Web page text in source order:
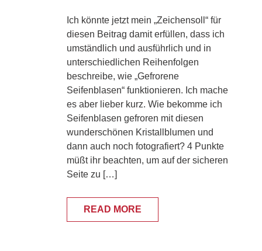
Ich könnte jetzt mein „Zeichensoll“ für
diesen Beitrag damit erfüllen, dass ich
umständlich und ausführlich und in
unterschiedlichen Reihenfolgen
beschreibe, wie „Gefrorene
Seifenblasen“ funktionieren. Ich mache
es aber lieber kurz. Wie bekomme ich
Seifenblasen gefroren mit diesen
wunderschönen Kristallblumen und
dann auch noch fotografiert? 4 Punkte
müßt ihr beachten, um auf der sicheren
Seite zu […]
READ MORE